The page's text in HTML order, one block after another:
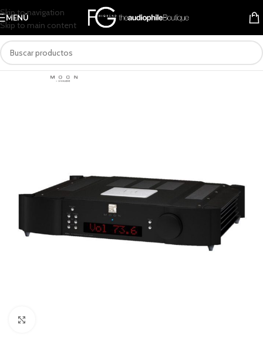
Skip to navigation
Skip to main content
MENÚ